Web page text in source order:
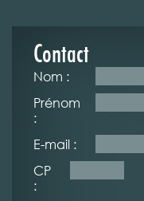
Contact
Nom :
Prénom
:
E-mail :
CP
: